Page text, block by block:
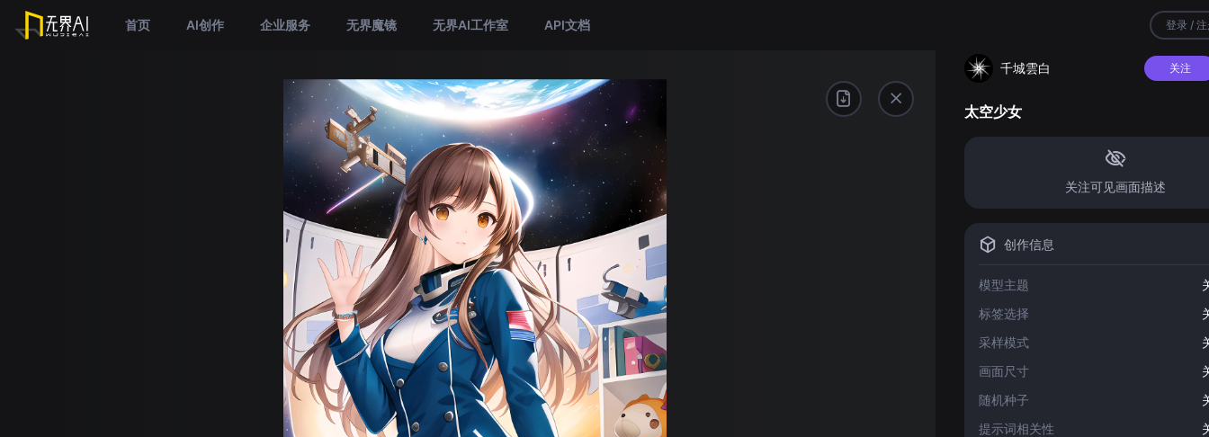
首页 AI创作 企业服务 无界魔镜 无界AI工作室 API文档 登录 /
千城雲白 关注
太空少女
关注可见画面描述
创作信息
模型主题
标签选择
采样模式
画面尺寸
随机种子
提示词相关性